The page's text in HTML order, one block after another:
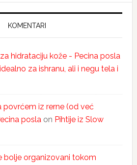
KOMENTARI
hidrataciju kože - Pecina posla
za ishranu, ali i negu tela i
povrćem iz rerne (od već
poslaon Pihtije iz Slow
bolje organizovani tokom